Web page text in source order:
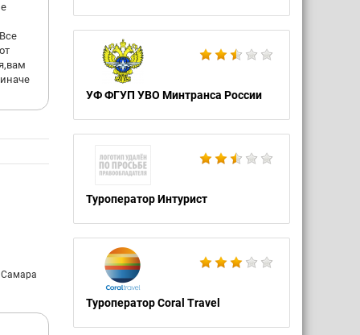
УФ ФГУП УВО Минтранса России
Туроператор Интурист
Туроператор Coral Travel
,
и
вас
на
Самара